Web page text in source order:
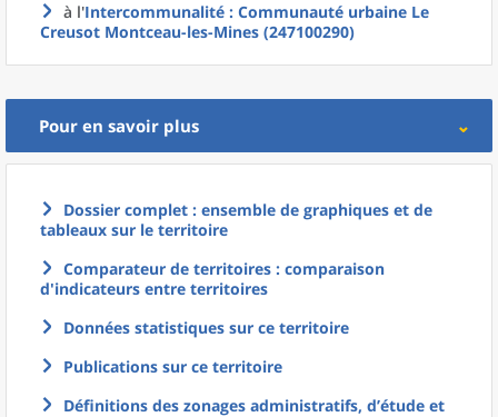
à l'Intercommunalité : Communauté urbaine Le
Creusot Montceau-les-Mines (247100290)
Pour en savoir plus
Dossier complet : ensemble de graphiques et de
tableaux sur le territoire
Comparateur de territoires : comparaison
d'indicateurs entre territoires
Données statistiques sur ce territoire
Publications sur ce territoire
Définitions des zonages administratifs, d’étude et